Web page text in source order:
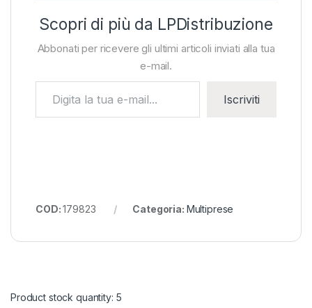
Scopri di più da LPDistribuzione
Abbonati per ricevere gli ultimi articoli inviati alla tua
e-mail.
Iscriviti
COD:179823 Categoria: Multiprese
Product stock quantity: 5